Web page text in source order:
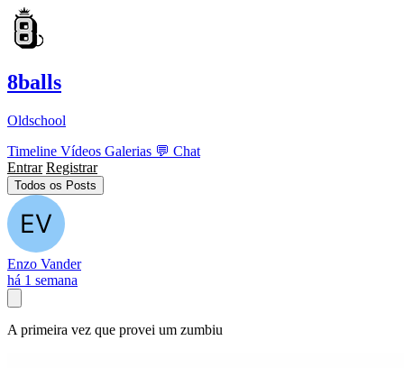
8balls
Oldschool
Timeline Vídeos Galerias 💬 Chat
Entrar Registrar
Todos os Posts
Enzo Vander
há 1 semana
A primeira vez que provei um zumbiu